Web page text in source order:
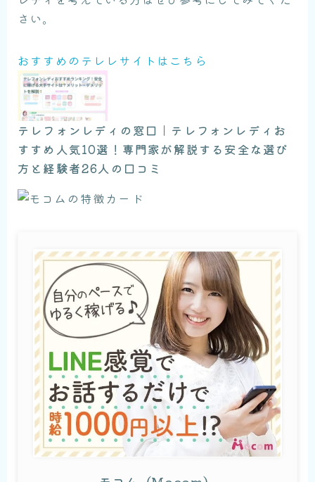
さい。
おすすめのテレレサイトはこちら
テレフォンレディの窓口｜テレフォンレディお
すすめ人気10選！専門家が解説する安全な選び
方と経験者26人の口コミ